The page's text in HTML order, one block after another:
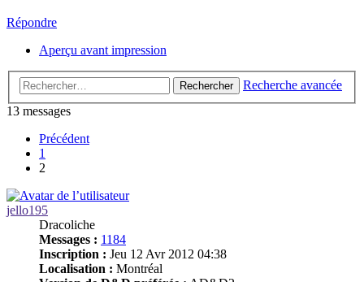
Répondre
Aperçu avant impression
Rechercher
Recherche avancée
13 messages
Précédent
1
2
jello195
Dracoliche
Messages : 1184
Inscription : Jeu 12 Avr 2012 04:38
Localisation : Montréal